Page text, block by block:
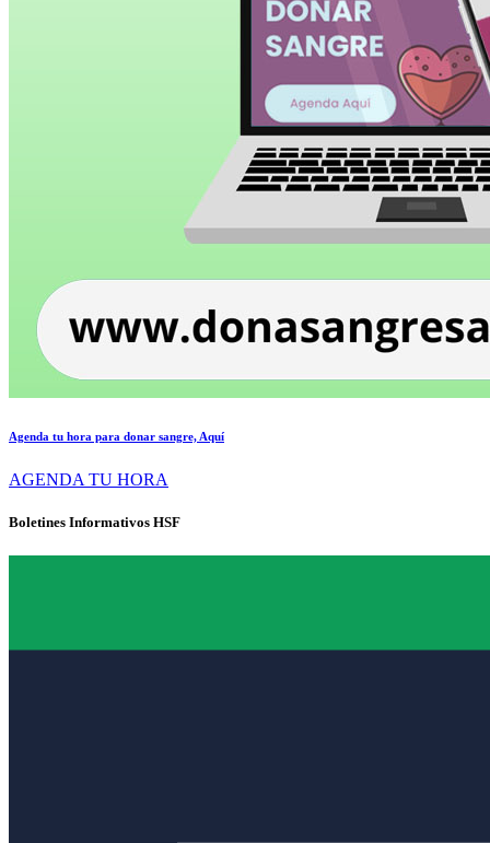
Agenda tu hora para donar sangre, Aquí
AGENDA TU HORA
Boletines Informativos HSF